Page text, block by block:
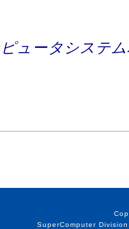
ュータシステ
SuperComputer